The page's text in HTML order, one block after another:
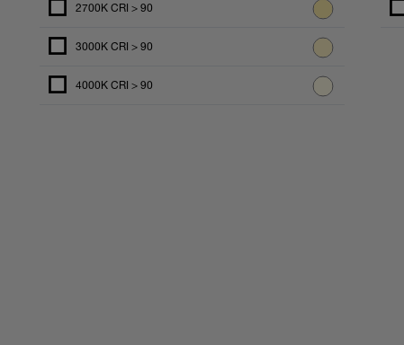
2700K CRI > 90
3000K CRI > 90
4000K CRI > 90